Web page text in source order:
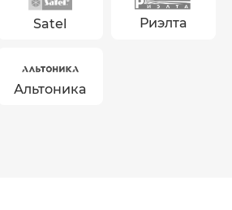
Satel Риэлта
Альтоника